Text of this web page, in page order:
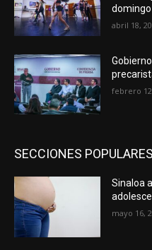
domingo
abril 18,
febrero
SECCIONES POPULARES
Sinaloa
mayo 16,